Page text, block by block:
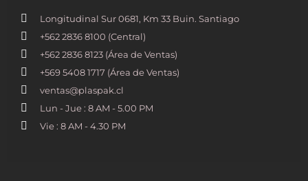
Longitudinal Sur 0681, Km 33 Buin. Santiago
+562 2836 8100​ (Central)
+562 2836 8123 (Área de Ventas)
+569 5408 1717 (Área de Ventas)
ventas@plaspak.cl
Lun - Jue : 8 AM - 5.00 PM
Vie : 8 AM - 4.30 PM